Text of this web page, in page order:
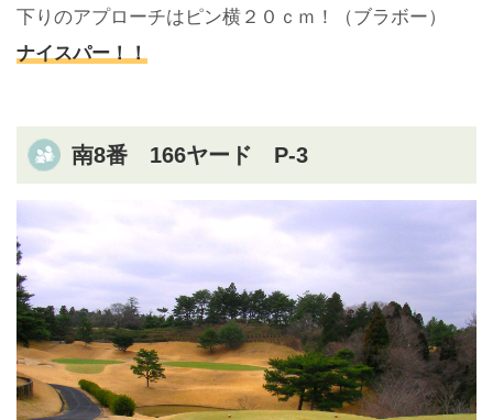
下りのアプローチはピン横２０ｃｍ！（ブラボー）
ナイスパー！！
南8番 166ヤード P-3